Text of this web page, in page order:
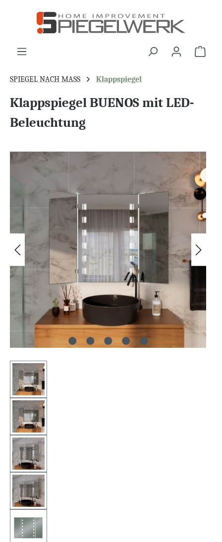
springen
SPIEGEL NACH MASS Klappspiegel
Klappspiegel BUENOS mit LED-
Beleuchtung